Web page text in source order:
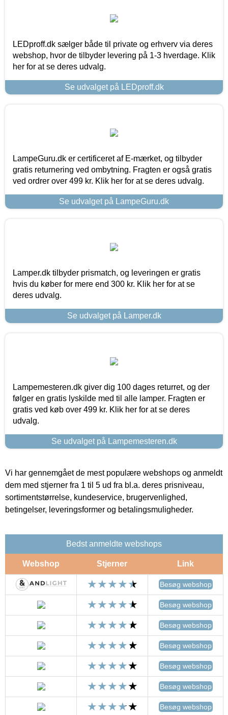
LEDproff.dk sælger både til private og erhverv via deres
webshop, hvor de tilbyder levering på 1-3 hverdage. Klik
her for at se deres udvalg.
Se udvalget på LEDproff.dk
LampeGuru.dk er certificeret af E-mærket, og tilbyder
gratis returnering ved ombytning. Fragten er også gratis
ved ordrer over 499 kr. Klik her for at se deres udvalg.
Se udvalget på LampeGuru.dk
Lamper.dk tilbyder prismatch, og leveringen er gratis
hvis du køber for mere end 300 kr. Klik her for at se
deres udvalg.
Se udvalget på Lamper.dk
Lampemesteren.dk giver dig 100 dages returret, og der
følger en gratis lyskilde med til alle lamper. Fragten er
gratis ved køb over 499 kr. Klik her for at se deres
udvalg.
Se udvalget på Lampemesteren.dk
Vi har gennemgået de mest populære webshops og anmeldt
dem med stjerner fra 1 til 5 ud fra bl.a. deres prisniveau,
sortimentstørrelse, kundeservice, brugervenlighed,
betingelser, leveringsformer og betalingsmuligheder.
Bedst anmeldte webshops
Webshop Stjerner Link
Besøg webshop
Besøg webshop
Besøg webshop
Besøg webshop
Besøg webshop
Besøg webshop
Besøg webshop